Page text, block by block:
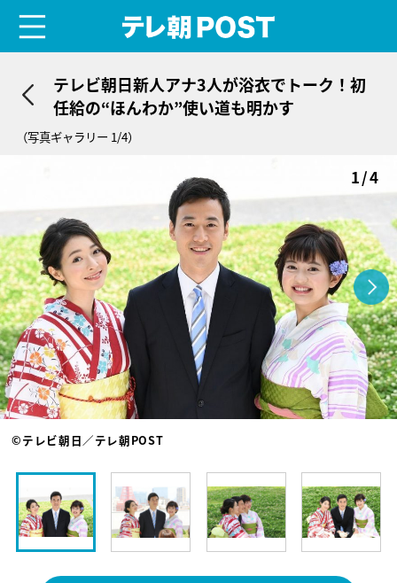
テレビ朝日新人アナ3人が浴衣でトーク！初
任給の“ほんわか”使い道も明かす
（写真ギャラリー 1/4）
1/4
©テレビ朝日／テレ朝POST